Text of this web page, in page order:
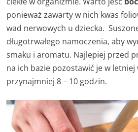
ponieważ zawarty w nich kwas
wad nerwowych u dziecka.
długotrwałego namoczenia, aby
smaku i aromatu. Najlepiej przed
na ich bazie pozostawić je w letniej
przynajmniej 8 – 10 godzin.